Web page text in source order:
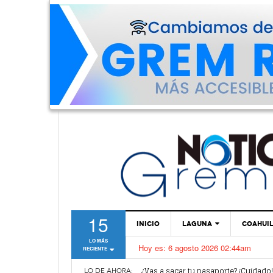
15
LO MÁS
RECIENTE
INICIO LAGUNA
TORREÓN
GÓMEZ PALACIO
Hoy es: 6 agosto 2026 02:44am
LO DE AHORA:
Van por mejoras al sistema de